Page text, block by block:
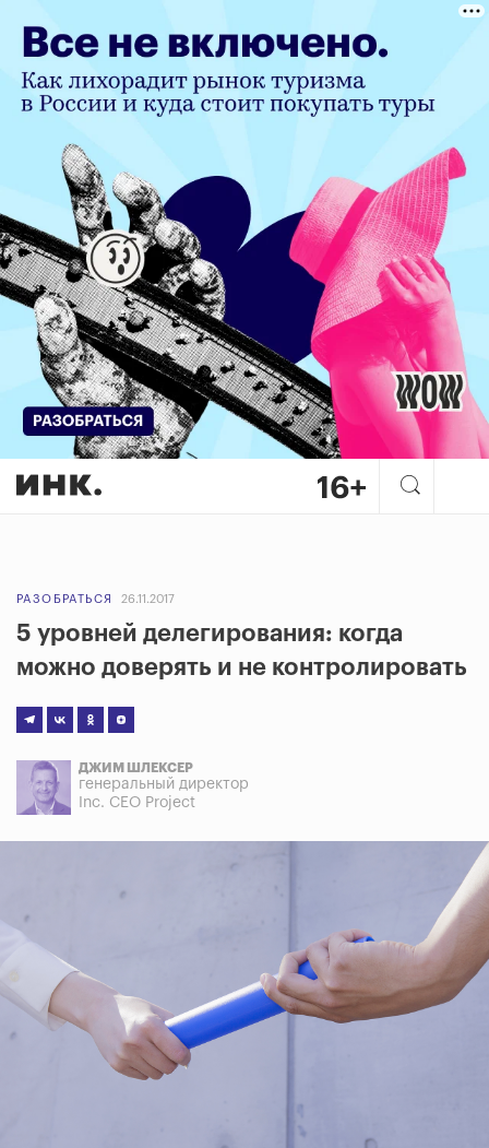
РАЗОБРАТЬСЯ 26.11.2017
5 уровней делегирования: когда
можно доверять и не контролировать
ДЖИМ ШЛЕКСЕР
генеральный директор
Inc. CEO Project